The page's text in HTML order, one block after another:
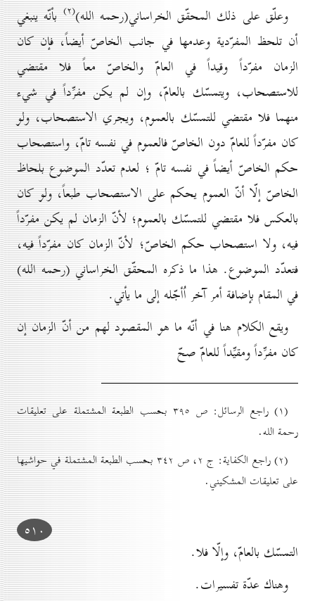
وعلّق على ذلك المحقّق الخراساني(رحمه الله)(۲)
بأنّه ينبغي
أن تلحظ المفرّدية وعدمها في جانب الخاصّ أيضاً، فإن كان
الزمان مفرّداً وقيداً في العامّ والخاصّ معاً فلا مقتضي
للاستصحاب، ويتمسّك بالعامّ، وإن لم يكن مفرِّداً في شيء
منهما فلا مقتضي للتمسّك بالعموم، ويجري الاستصحاب، ولو
كان مفرّداً للعامّ دون الخاصّ فالعموم في نفسه تامّ، واستصحاب
حكم الخاصّ أيضاً في نفسه تامّ ؛ لعدم تعدّد الموضوع بلحاظ
الخاصّ إلّا أنّ العموم يحكم على الاستصحاب طبعاً، ولو كان
بالعكس فلا مقتضي للتمسّك بالعموم؛ لأنّ الزمان لم يكن مفرّداً
فيه، ولا استصحاب حكم الخاصّ؛ لأنّ الزمان كان مفرّداً فيه،
فتعدّد الموضوع. هذا ما ذكره المحقّق الخراساني (رحمه الله)
في المقام بإضافة أمر آخر اُأجّله إلى ما يأتي.
ويقع الكلام هنا في أنّه ما هو المقصود لهم من أنّ الزمان إن
كان مفرِّداً ومقيِّداً للعامّ صحّ
(۱) راجع الرسائل: ص ۳۹٥ بحسب الطبعة المشتملة على تعليقات
رحمة الله.
(۲) راجع الكفاية: ج ۲، ص ۳٤۲ بحسب الطبعة المشتملة في حواشيها
على تعليقات المشكيني.
٥۱٠
التمسّك بالعامّ، وإلّا فلا.
وهناك عدّة تفسيرات.